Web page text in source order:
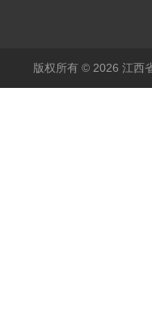
版权所有 © 2026 江西